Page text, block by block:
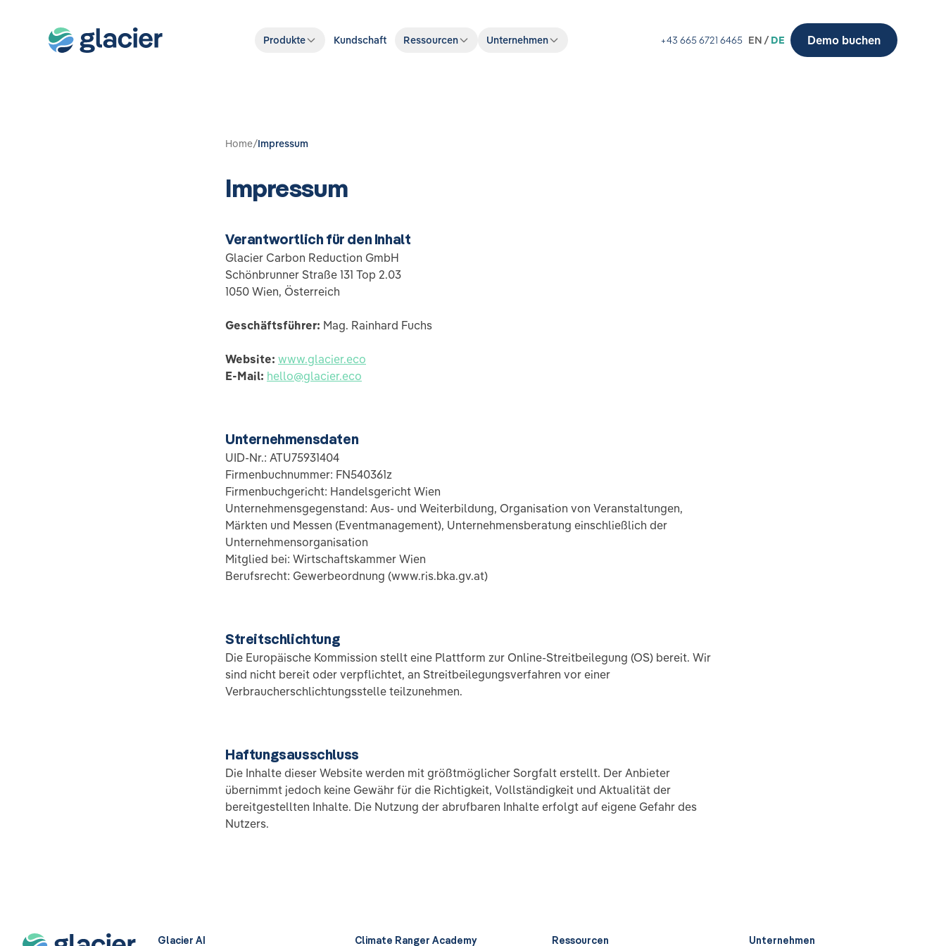
Produkte Kundschaft Ressourcen Unternehmen +43 665 6721 6465 EN / DE Demo buchen
Home/Impressum
Impressum
Verantwortlich für den Inhalt
Glacier Carbon Reduction GmbH
Schönbrunner Straße 131 Top 2.03
1050 Wien, Österreich
Geschäftsführer: Mag. Rainhard Fuchs
Website: www.glacier.eco
E-Mail: hello@glacier.eco
Unternehmensdaten
UID-Nr.: ATU75931404
Firmenbuchnummer: FN540361z
Firmenbuchgericht: Handelsgericht Wien
Unternehmensgegenstand: Aus- und Weiterbildung, Organisation von Veranstaltungen,
Märkten und Messen (Eventmanagement), Unternehmensberatung einschließlich der
Unternehmensorganisation
Mitglied bei: Wirtschaftskammer Wien
Berufsrecht: Gewerbeordnung (www.ris.bka.gv.at)
Streitschlichtung
Die Europäische Kommission stellt eine Plattform zur Online-Streitbeilegung (OS) bereit. Wir
sind nicht bereit oder verpflichtet, an Streitbeilegungsverfahren vor einer
Verbraucherschlichtungsstelle teilzunehmen.
Haftungsausschluss
Die Inhalte dieser Website werden mit größtmöglicher Sorgfalt erstellt. Der Anbieter
übernimmt jedoch keine Gewähr für die Richtigkeit, Vollständigkeit und Aktualität der
bereitgestellten Inhalte. Die Nutzung der abrufbaren Inhalte erfolgt auf eigene Gefahr des
Nutzers.
Glacier AI Climate Ranger Academy Ressourcen Unternehmen